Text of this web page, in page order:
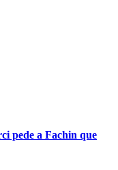
pede a Fachin que